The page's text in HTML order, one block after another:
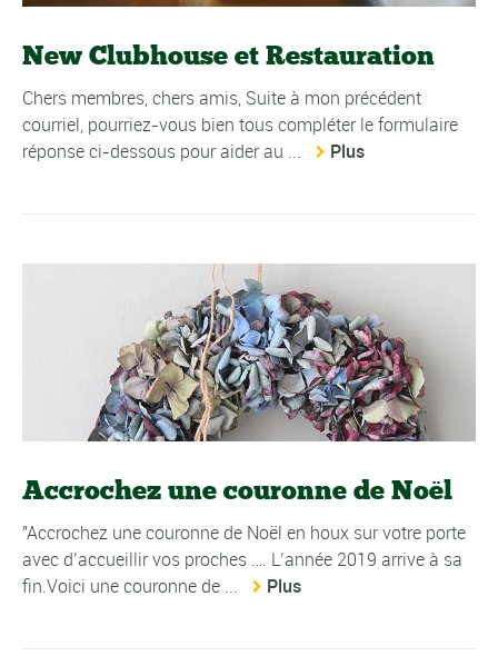
New Clubhouse et Restauration
Chers membres, chers amis, Suite à mon précédent
courriel, pourriez-vous bien tous compléter le formulaire
réponse ci-dessous pour aider au ...
Plus
Accrochez une couronne de Noël
"Accrochez une couronne de Noël en houx sur votre porte
avec d’accueillir vos proches …. L’année 2019 arrive à sa
fin.Voici une couronne de ...
Plus